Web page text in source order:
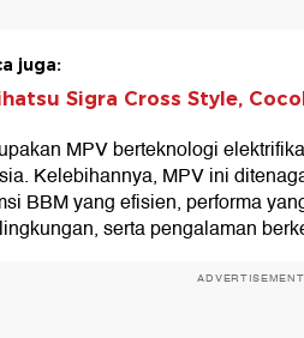
juga:
Sigra Cross Style,
MPV berteknologi
Kelebihannya, MPV ini
BBM yang efisien, performa
serta pengalaman
ADVERTISEMENT